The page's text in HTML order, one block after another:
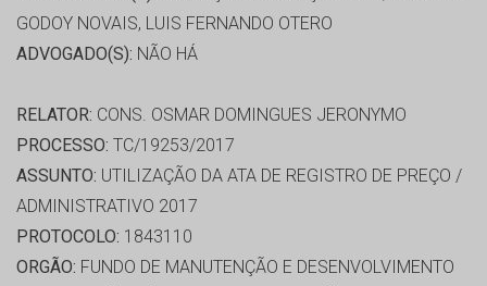
GODOY NOVAIS, LUIS FERNANDO OTERO
ADVOGADO(S): NÃO HÁ
RELATOR: CONS. OSMAR DOMINGUES JERONYMO
PROCESSO: TC/19253/2017
ASSUNTO: UTILIZAÇÃO DA ATA DE REGISTRO DE PREÇO /
ADMINISTRATIVO 2017
PROTOCOLO: 1843110
ORGÃO: FUNDO DE MANUTENÇÃO E DESENVOLVIMENTO